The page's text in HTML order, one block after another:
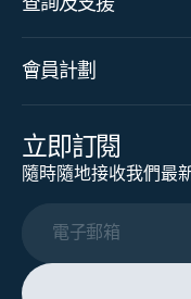
會員計劃
立即訂閱
隨時隨地接收我們最
電子郵箱